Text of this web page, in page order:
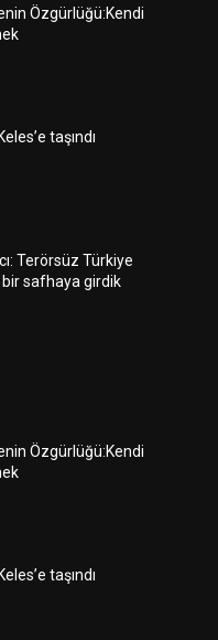
Özgürlüğü:Kendi
taşındı
Terörsüz Türkiye
safhaya girdik
Özgürlüğü:Kendi
taşındı